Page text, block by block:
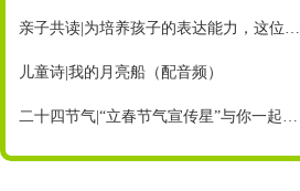
亲子共读|为培养孩子的表达能力，这位妈妈这样做……（内附征稿）
儿童诗|我的月亮船（配音频）
二十四节气|“立春节气宣传星”与你一起迎接美好春天！